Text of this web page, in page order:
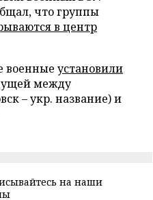
что группы
в центр
военные установили
между
– укр. название) и
на наши